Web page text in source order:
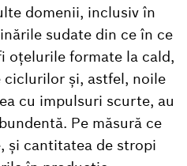
domenii, inclusiv în
sudate din ce în ce
oțelurile formate la cald,
și, astfel, noile
cu impulsuri scurte, au
Pe măsură ce
și cantitatea de stropi